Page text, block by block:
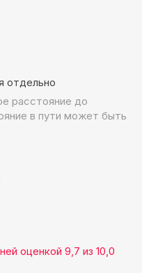
отдельно
расстояние до
в пути может быть
оценкой 9,7 из 10,0